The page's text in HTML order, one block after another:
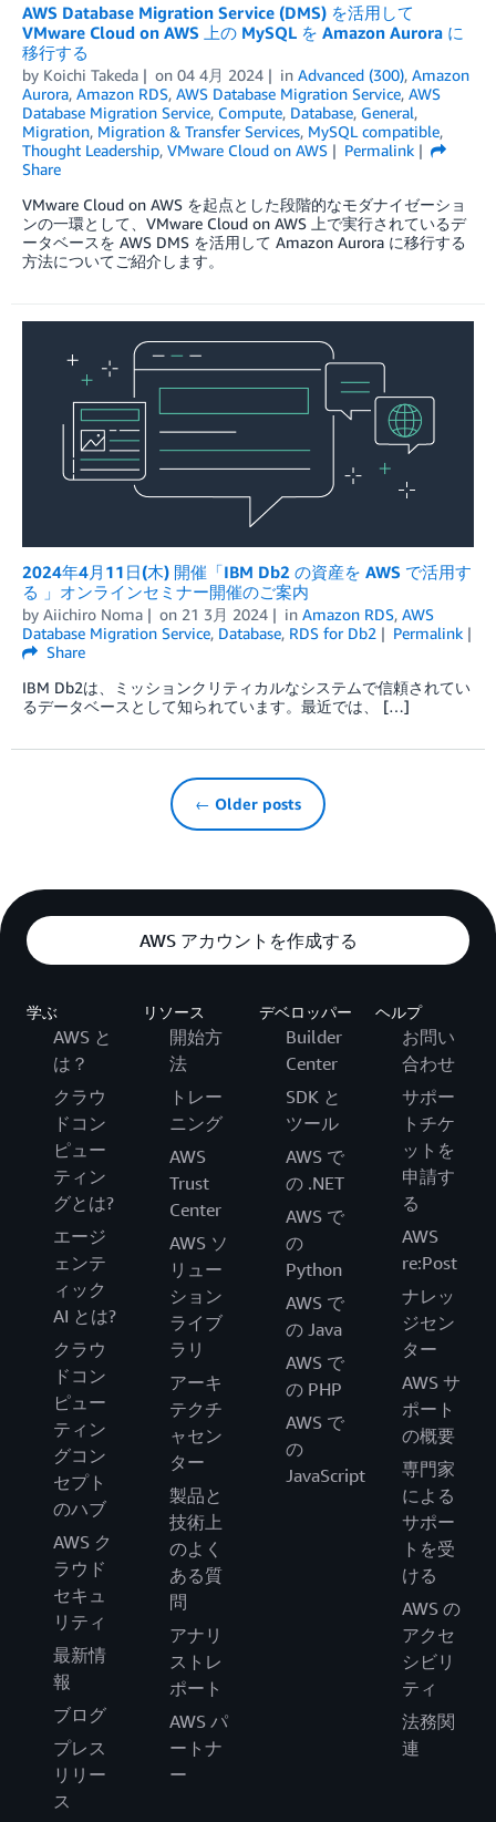
AWS Database Migration Service (DMS) を活用して
VMware Cloud on AWS 上の MySQL を Amazon Aurora に
移行する
by Koichi Takeda on 04 4月 2024 in Advanced (300), Amazon
Aurora, Amazon RDS, AWS Database Migration Service, AWS
Database Migration Service, Compute, Database, General,
Migration, Migration & Transfer Services, MySQL compatible,
Thought Leadership, VMware Cloud on AWS
Permalink
Share
VMware Cloud on AWS を起点とした段階的なモダナイゼーショ
ンの一環として、VMware Cloud on AWS 上で実行されているデ
ータベースを AWS DMS を活用して Amazon Aurora に移行する
方法についてご紹介します。
2024年4月11日(木) 開催「IBM Db2 の資産を AWS で活用す
る 」オンラインセミナー開催のご案内
by Aiichiro Noma on 21 3月 2024 in Amazon RDS, AWS
Database Migration Service, Database, RDS for Db2
Permalink
Share
IBM Db2は、ミッションクリティカルなシステムで信頼されてい
るデータベースとして知られています。最近では、 […]
← Older posts
AWS アカウントを作成する
学ぶ
AWS と
は？
クラウ
ドコン
ピュー
ティン
グとは?
エージ
ェンテ
ィック
AI とは?
クラウ
ドコン
ピュー
ティン
グコン
セプト
のハブ
AWS ク
ラウド
セキュ
リティ
最新情
報
ブログ
プレス
リリー
ス
リソース
開始方
法
トレー
ニング
AWS
Trust
Center
AWS ソ
リュー
ション
ライブ
ラリ
アーキ
テクチ
ャセン
ター
製品と
技術上
のよく
ある質
問
アナリ
ストレ
ポート
AWS パ
ートナ
ー
デベロッパー
Builder
Center
SDK と
ツール
AWS で
の .NET
AWS で
の
Python
AWS で
の Java
AWS で
の PHP
AWS で
の
JavaScript
ヘルプ
お問い
合わせ
サポー
トチケ
ットを
申請す
る
AWS
re:Post
ナレッ
ジセン
ター
AWS サ
ポート
の概要
専門家
による
サポー
トを受
ける
AWS の
アクセ
シビリ
ティ
法務関
連